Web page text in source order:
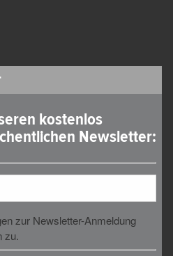
kostenlos
Newsletter:
zur Newsletter-Anmeldung
zu.